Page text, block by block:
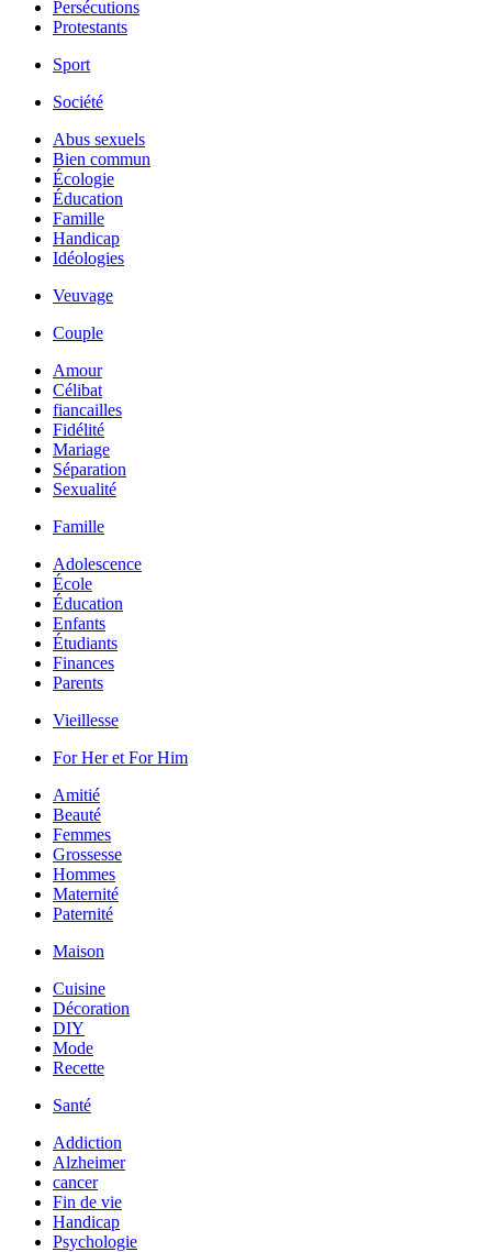
Persécutions
Protestants
Sport
Société
Abus sexuels
Bien commun
Écologie
Éducation
Famille
Handicap
Idéologies
Veuvage
Couple
Amour
Célibat
fiancailles
Fidélité
Mariage
Séparation
Sexualité
Famille
Adolescence
École
Éducation
Enfants
Étudiants
Finances
Parents
Vieillesse
For Her et For Him
Amitié
Beauté
Femmes
Grossesse
Hommes
Maternité
Paternité
Maison
Cuisine
Décoration
DIY
Mode
Recette
Santé
Addiction
Alzheimer
cancer
Fin de vie
Handicap
Psychologie